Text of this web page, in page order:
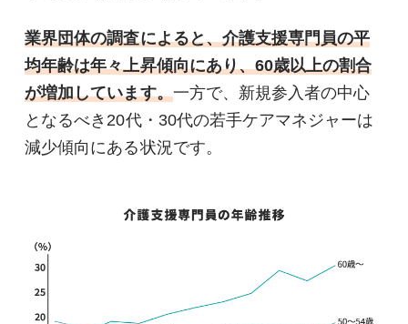
業界団体の調査によると、介護支援専門員の平
均年齢は年々上昇傾向にあり、60歳以上の割合
が増加しています。一方で、新規参入者の中心
となるべき20代・30代の若手ケアマネジャーは
減少傾向にある状況です。